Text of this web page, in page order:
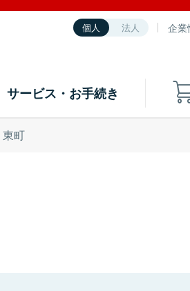
個人 法人 企業
サービス・お手続き
東町